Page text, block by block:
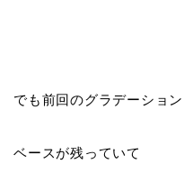
でも前回のグラデーショ
ベースが残っていて